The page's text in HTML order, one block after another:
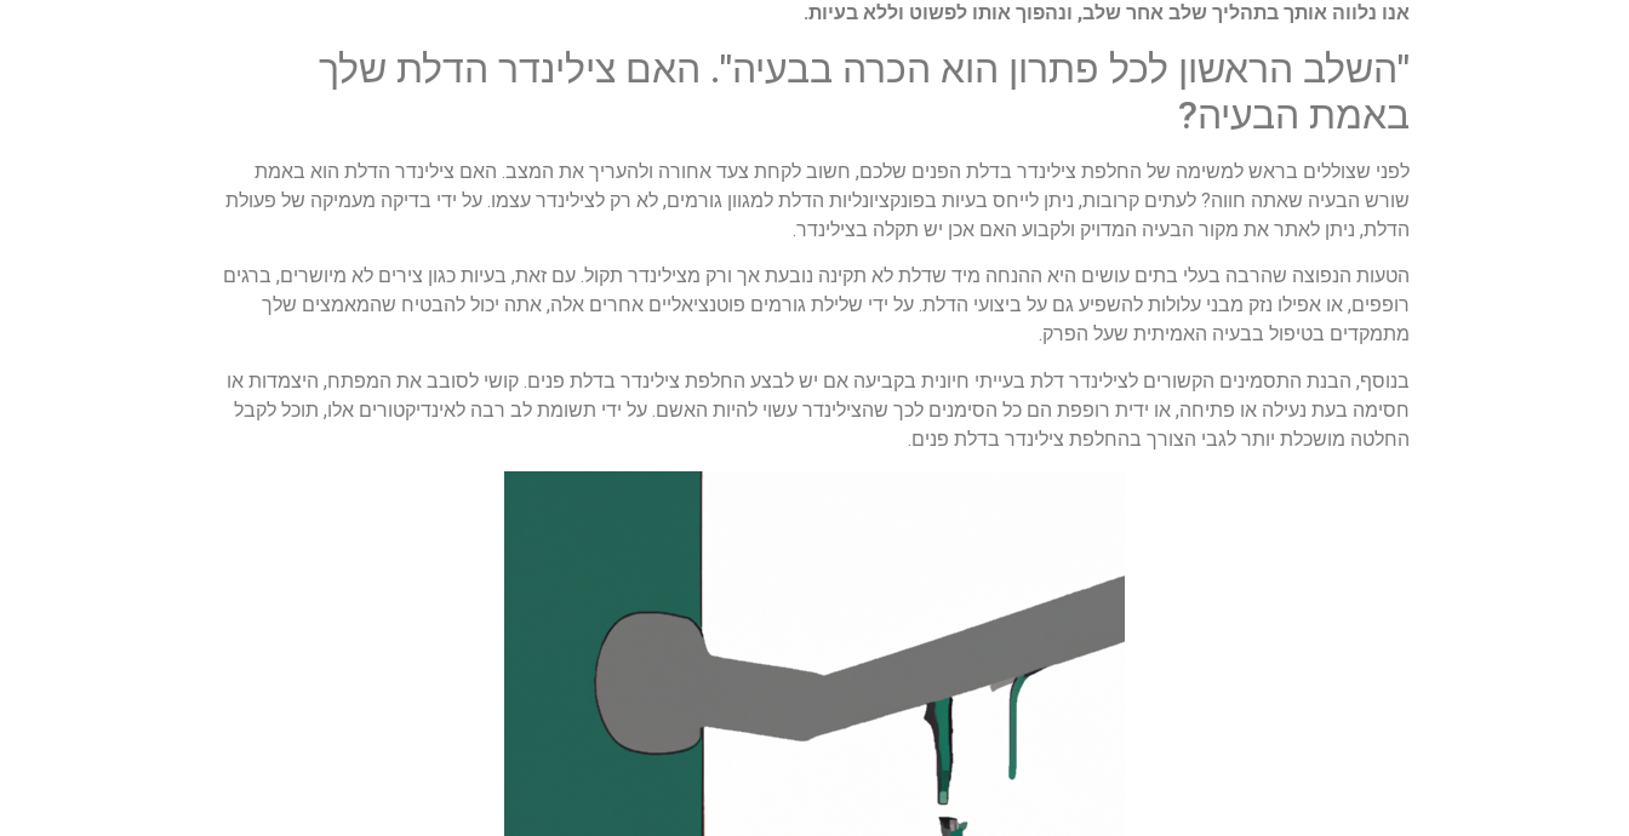
אנו נלווה אותך בתהליך שלב אחר שלב, ונהפוך אותו לפשוט וללא בעיות.
"השלב הראשון לכל פתרון הוא הכרה בבעיה". האם צילינדר הדלת שלך
באמת הבעיה?
לפני שצוללים בראש למשימה של החלפת צילינדר בדלת הפנים שלכם, חשוב לקחת צעד אחורה ולהעריך את המצב. האם צילינדר הדלת הוא באמת
שורש הבעיה שאתה חווה? לעתים קרובות, ניתן לייחס בעיות בפונקציונליות הדלת למגוון גורמים, לא רק לצילינדר עצמו. על ידי בדיקה מעמיקה של פעולת
הדלת, ניתן לאתר את מקור הבעיה המדויק ולקבוע האם אכן יש תקלה בצילינדר.
הטעות הנפוצה שהרבה בעלי בתים עושים היא ההנחה מיד שדלת לא תקינה נובעת אך ורק מצילינדר תקול. עם זאת, בעיות כגון צירים לא מיושרים, ברגים
רופפים, או אפילו נזק מבני עלולות להשפיע גם על ביצועי הדלת. על ידי שלילת גורמים פוטנציאליים אחרים אלה, אתה יכול להבטיח שהמאמצים שלך
מתמקדים בטיפול בבעיה האמיתית שעל הפרק.
בנוסף, הבנת התסמינים הקשורים לצילינדר דלת בעייתי חיונית בקביעה אם יש לבצע החלפת צילינדר בדלת פנים. קושי לסובב את המפתח, היצמדות או
חסימה בעת נעילה או פתיחה, או ידית רופפת הם כל הסימנים לכך שהצילינדר עשוי להיות האשם. על ידי תשומת לב רבה לאינדיקטורים אלו, תוכל לקבל
החלטה מושכלת יותר לגבי הצורך בהחלפת צילינדר בדלת פנים.